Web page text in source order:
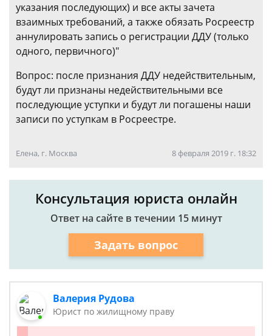
указания последующих) и все акты зачета
взаимных требований, а также обязать Росреестр
аннулировать запись о регистрации ДДУ (только
одного, первичного)"
Вопрос: после признания ДДУ недействительным,
будут ли признаны недействительными все
последующие уступки и будут ли погашены наши
записи по уступкам в Росреестре.
Елена, г. Москва 8 февраля 2019 г. 18:32
Консультация юриста онлайн
Ответ на сайте в течении 15 минут
Задать вопрос
Валерия Рудова
Юрист по жилищному праву